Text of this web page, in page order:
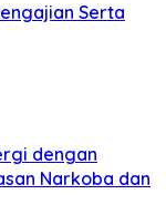
Serta
dengan
Narkoba dan